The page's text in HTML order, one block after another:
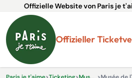
Offizielle Website von Paris je
Offizieller